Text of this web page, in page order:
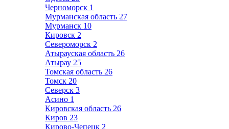
Черноморск 1
Мурманская область 27
Мурманск 10
Кировск 2
Североморск 2
Атырауская область 26
Атырау 25
Томская область 26
Томск 20
Северск 3
Асино 1
Кировская область 26
Киров 23
Кирово-Чепецк 2